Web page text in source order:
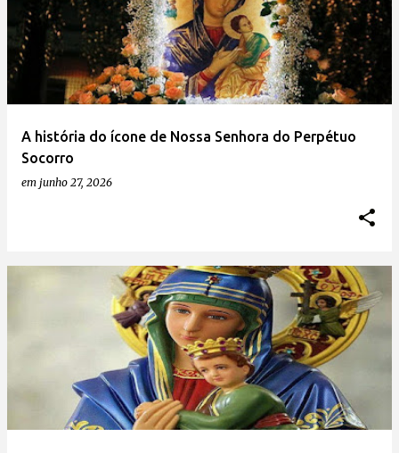
A história do ícone de Nossa Senhora do Perpétuo
Socorro
em junho 27, 2026